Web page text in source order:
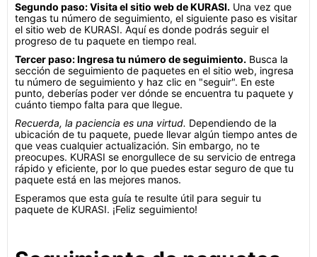
Segundo paso: Visita el sitio web de KURASI. Una vez que
tengas tu número de seguimiento, el siguiente paso es visitar
el sitio web de KURASI. Aquí es donde podrás seguir el
progreso de tu paquete en tiempo real.
Tercer paso: Ingresa tu número de seguimiento. Busca la
sección de seguimiento de paquetes en el sitio web, ingresa
tu número de seguimiento y haz clic en "seguir". En este
punto, deberías poder ver dónde se encuentra tu paquete y
cuánto tiempo falta para que llegue.
Recuerda, la paciencia es una virtud. Dependiendo de la
ubicación de tu paquete, puede llevar algún tiempo antes de
que veas cualquier actualización. Sin embargo, no te
preocupes. KURASI se enorgullece de su servicio de entrega
rápido y eficiente, por lo que puedes estar seguro de que tu
paquete está en las mejores manos.
Esperamos que esta guía te resulte útil para seguir tu
paquete de KURASI. ¡Feliz seguimiento!